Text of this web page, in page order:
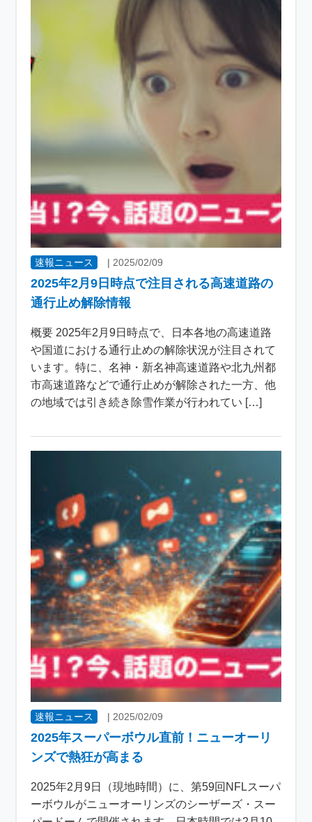
速報ニュース |2025/02/09
2025年2月9日時点で注目される高速道路の
通行止め解除情報
概要 2025年2月9日時点で、日本各地の高速道路
や国道における通行止めの解除状況が注目されて
います。特に、名神・新名神高速道路や北九州都
市高速道路などで通行止めが解除された一方、他
の地域では引き続き除雪作業が行われてい […]
速報ニュース | 2025/02/09
2025年スーパーボウル直前！ニューオーリ
ンズで熱狂が高まる
2025年2月9日（現地時間）に、第59回NFLスーパ
ーボウルがニューオーリンズのシーザーズ・スー